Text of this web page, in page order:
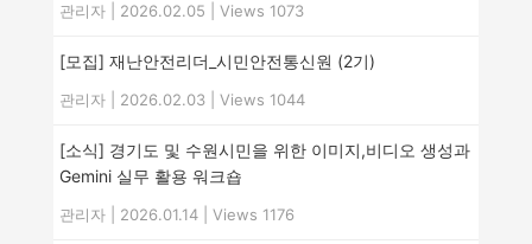
관리자 2026.02.05 Views 1073
[모집] 재난안전리더_시민안전통신원 (2기)
관리자 2026.02.03 Views 1044
[소식] 경기도 및 수원시민을 위한 이미지,비디오 생성과
Gemini 실무 활용 워크숍
관리자 2026.01.14 Views 1176